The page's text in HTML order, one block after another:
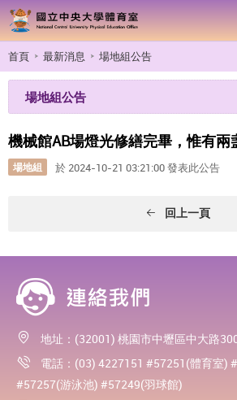
首頁 最新消息 場地組公告
場地組公告
機械館AB場燈光修繕完畢，惟有兩
場地組 於 2024-10-21 03:21:00 發表此公告
回上一頁
地址：(32001) 桃園市中壢區中大路
電話：(03) 4227151 #57251(體育室)
#57257(游泳池) #57249(羽球館)